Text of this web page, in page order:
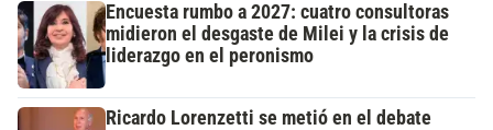
Encuesta rumbo a 2027: cuatro consultoras
midieron el desgaste de Milei y la crisis de
liderazgo en el peronismo
Ricardo Lorenzetti se metió en el debate